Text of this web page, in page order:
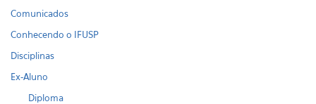
Comunicados
Conhecendo o IFUSP
Disciplinas
Ex-Aluno
Diploma